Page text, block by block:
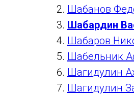
Шабанов
Шабардин
Шабаров
Шабельник
Шагидулин
Шагидулин